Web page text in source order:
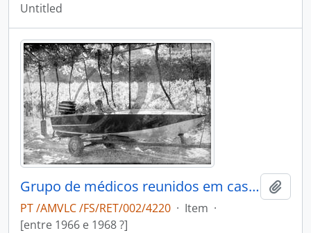
Untitled
Grupo de médicos reunidos em casa do Dr. António Duarte Teixeira da Silva
PT /AMVLC /FS/RET/002/4220 · Item ·
[entre 1966 e 1968 ?]